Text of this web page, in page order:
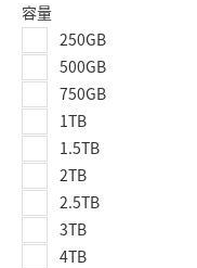
容量
250GB
500GB
750GB
1TB
1.5TB
2TB
2.5TB
3TB
4TB